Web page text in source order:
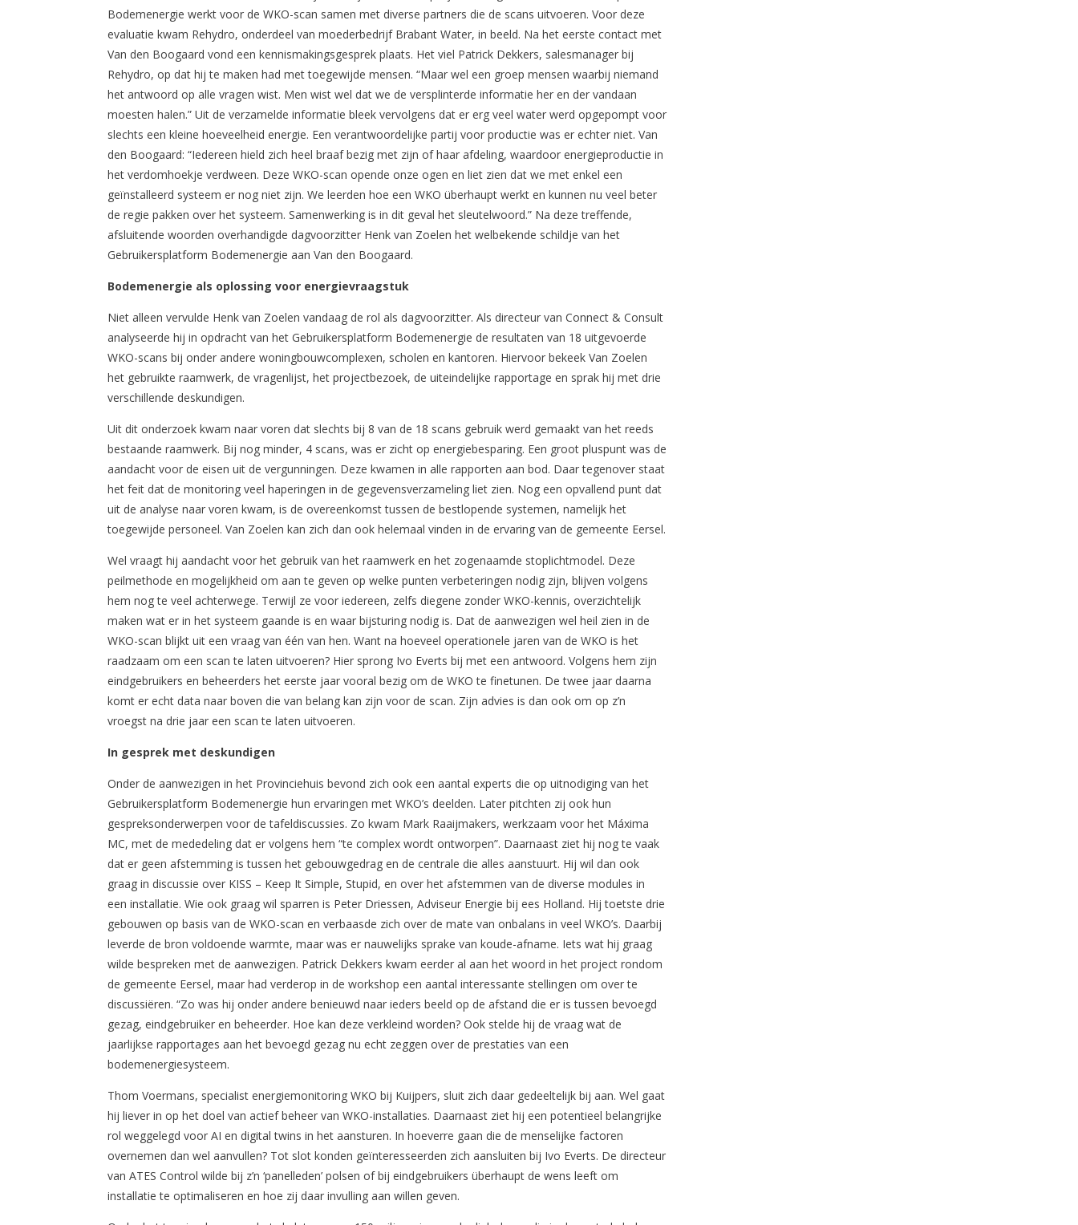
Bodemenergie werkt voor de WKO-scan samen met diverse partners die de scans uitvoeren. Voor deze
evaluatie kwam Rehydro, onderdeel van moederbedrijf Brabant Water, in beeld. Na het eerste contact met
Van den Boogaard vond een kennismakingsgesprek plaats. Het viel Patrick Dekkers, salesmanager bij
Rehydro, op dat hij te maken had met toegewijde mensen. “Maar wel een groep mensen waarbij niemand
het antwoord op alle vragen wist. Men wist wel dat we de versplinterde informatie her en der vandaan
moesten halen.” Uit de verzamelde informatie bleek vervolgens dat er erg veel water werd opgepompt voor
slechts een kleine hoeveelheid energie. Een verantwoordelijke partij voor productie was er echter niet. Van
den Boogaard: “Iedereen hield zich heel braaf bezig met zijn of haar afdeling, waardoor energieproductie in
het verdomhoekje verdween. Deze WKO-scan opende onze ogen en liet zien dat we met enkel een
geïnstalleerd systeem er nog niet zijn. We leerden hoe een WKO überhaupt werkt en kunnen nu veel beter
de regie pakken over het systeem. Samenwerking is in dit geval het sleutelwoord.” Na deze treffende,
afsluitende woorden overhandigde dagvoorzitter Henk van Zoelen het welbekende schildje van het
Gebruikersplatform Bodemenergie aan Van den Boogaard.
Bodemenergie als oplossing voor energievraagstuk
Niet alleen vervulde Henk van Zoelen vandaag de rol als dagvoorzitter. Als directeur van Connect & Consult
analyseerde hij in opdracht van het Gebruikersplatform Bodemenergie de resultaten van 18 uitgevoerde
WKO-scans bij onder andere woningbouwcomplexen, scholen en kantoren. Hiervoor bekeek Van Zoelen
het gebruikte raamwerk, de vragenlijst, het projectbezoek, de uiteindelijke rapportage en sprak hij met drie
verschillende deskundigen.
Uit dit onderzoek kwam naar voren dat slechts bij 8 van de 18 scans gebruik werd gemaakt van het reeds
bestaande raamwerk. Bij nog minder, 4 scans, was er zicht op energiebesparing. Een groot pluspunt was de
aandacht voor de eisen uit de vergunningen. Deze kwamen in alle rapporten aan bod. Daar tegenover staat
het feit dat de monitoring veel haperingen in de gegevensverzameling liet zien. Nog een opvallend punt dat
uit de analyse naar voren kwam, is de overeenkomst tussen de bestlopende systemen, namelijk het
toegewijde personeel. Van Zoelen kan zich dan ook helemaal vinden in de ervaring van de gemeente Eersel.
Wel vraagt hij aandacht voor het gebruik van het raamwerk en het zogenaamde stoplichtmodel. Deze
peilmethode en mogelijkheid om aan te geven op welke punten verbeteringen nodig zijn, blijven volgens
hem nog te veel achterwege. Terwijl ze voor iedereen, zelfs diegene zonder WKO-kennis, overzichtelijk
maken wat er in het systeem gaande is en waar bijsturing nodig is. Dat de aanwezigen wel heil zien in de
WKO-scan blijkt uit een vraag van één van hen. Want na hoeveel operationele jaren van de WKO is het
raadzaam om een scan te laten uitvoeren? Hier sprong Ivo Everts bij met een antwoord. Volgens hem zijn
eindgebruikers en beheerders het eerste jaar vooral bezig om de WKO te finetunen. De twee jaar daarna
komt er echt data naar boven die van belang kan zijn voor de scan. Zijn advies is dan ook om op z’n
vroegst na drie jaar een scan te laten uitvoeren.
In gesprek met deskundigen
Onder de aanwezigen in het Provinciehuis bevond zich ook een aantal experts die op uitnodiging van het
Gebruikersplatform Bodemenergie hun ervaringen met WKO’s deelden. Later pitchten zij ook hun
gespreksonderwerpen voor de tafeldiscussies. Zo kwam Mark Raaijmakers, werkzaam voor het Máxima
MC, met de mededeling dat er volgens hem “te complex wordt ontworpen”. Daarnaast ziet hij nog te vaak
dat er geen afstemming is tussen het gebouwgedrag en de centrale die alles aanstuurt. Hij wil dan ook
graag in discussie over KISS – Keep It Simple, Stupid, en over het afstemmen van de diverse modules in
een installatie. Wie ook graag wil sparren is Peter Driessen, Adviseur Energie bij ees Holland. Hij toetste drie
gebouwen op basis van de WKO-scan en verbaasde zich over de mate van onbalans in veel WKO’s. Daarbij
leverde de bron voldoende warmte, maar was er nauwelijks sprake van koude-afname. Iets wat hij graag
wilde bespreken met de aanwezigen. Patrick Dekkers kwam eerder al aan het woord in het project rondom
de gemeente Eersel, maar had verderop in de workshop een aantal interessante stellingen om over te
discussiëren. “Zo was hij onder andere benieuwd naar ieders beeld op de afstand die er is tussen bevoegd
gezag, eindgebruiker en beheerder. Hoe kan deze verkleind worden? Ook stelde hij de vraag wat de
jaarlijkse rapportages aan het bevoegd gezag nu echt zeggen over de prestaties van een
bodemenergiesysteem.
Thom Voermans, specialist energiemonitoring WKO bij Kuijpers, sluit zich daar gedeeltelijk bij aan. Wel gaat
hij liever in op het doel van actief beheer van WKO-installaties. Daarnaast ziet hij een potentieel belangrijke
rol weggelegd voor AI en digital twins in het aansturen. In hoeverre gaan die de menselijke factoren
overnemen dan wel aanvullen? Tot slot konden geïnteresseerden zich aansluiten bij Ivo Everts. De directeur
van ATES Control wilde bij z’n ‘panelleden’ polsen of bij eindgebruikers überhaupt de wens leeft om
installatie te optimaliseren en hoe zij daar invulling aan willen geven.